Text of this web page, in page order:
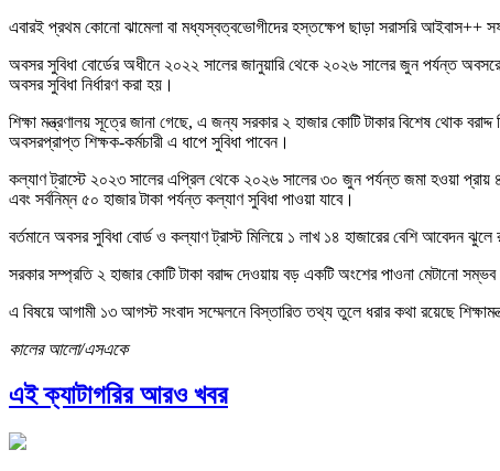
এবারই প্রথম কোনো ঝামেলা বা মধ্যস্বত্বভোগীদের হস্তক্ষেপ ছাড়া সরাসরি আইবাস++
অবসর সুবিধা বোর্ডের অধীনে ২০২২ সালের জানুয়ারি থেকে ২০২৬ সালের জুন পর্যন্ত
অবসর সুবিধা নির্ধারণ করা হয়।
শিক্ষা মন্ত্রণালয় সূত্রে জানা গেছে, এ জন্য সরকার ২ হাজার কোটি টাকার বিশেষ থোক
অবসরপ্রাপ্ত শিক্ষক-কর্মচারী এ ধাপে সুবিধা পাবেন।
কল্যাণ ট্রাস্টে ২০২৩ সালের এপ্রিল থেকে ২০২৬ সালের ৩০ জুন পর্যন্ত জমা হওয়া
এবং সর্বনিম্ন ৫০ হাজার টাকা পর্যন্ত কল্যাণ সুবিধা পাওয়া যাবে।
বর্তমানে অবসর সুবিধা বোর্ড ও কল্যাণ ট্রাস্ট মিলিয়ে ১ লাখ ১৪ হাজারের বেশি আবেদন
সরকার সম্প্রতি ২ হাজার কোটি টাকা বরাদ্দ দেওয়ায় বড় একটি অংশের পাওনা মেটানো
এ বিষয়ে আগামী ১৩ আগস্ট সংবাদ সম্মেলনে বিস্তারিত তথ্য তুলে ধরার কথা রয়েছে
কালের আলো/এসএকে
এই ক্যাটাগরির আরও খবর